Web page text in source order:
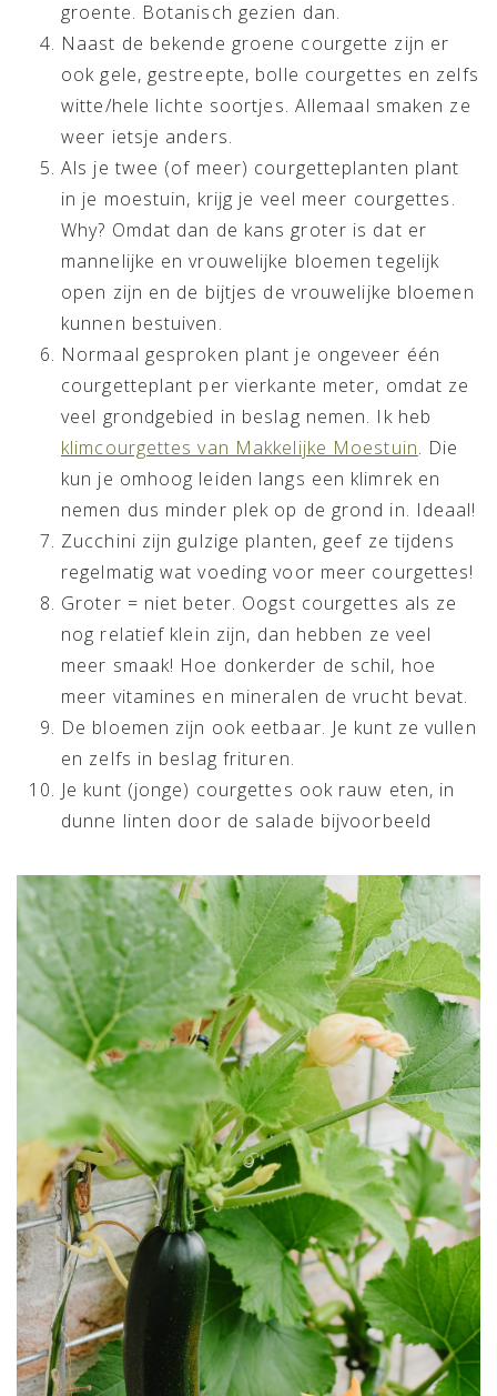
groente. Botanisch gezien dan.
Naast de bekende groene courgette zijn er
ook gele, gestreepte, bolle courgettes en zelfs
witte/hele lichte soortjes. Allemaal smaken ze
weer ietsje anders.
Als je twee (of meer) courgetteplanten plant
in je moestuin, krijg je veel meer courgettes.
Why? Omdat dan de kans groter is dat er
mannelijke en vrouwelijke bloemen tegelijk
open zijn en de bijtjes de vrouwelijke bloemen
kunnen bestuiven.
Normaal gesproken plant je ongeveer één
courgetteplant per vierkante meter, omdat ze
veel grondgebied in beslag nemen. Ik heb
klimcourgettes van Makkelijke Moestuin. Die
kun je omhoog leiden langs een klimrek en
nemen dus minder plek op de grond in. Ideaal!
Zucchini zijn gulzige planten, geef ze tijdens
regelmatig wat voeding voor meer courgettes!
Groter = niet beter. Oogst courgettes als ze
nog relatief klein zijn, dan hebben ze veel
meer smaak! Hoe donkerder de schil, hoe
meer vitamines en mineralen de vrucht bevat.
De bloemen zijn ook eetbaar. Je kunt ze vullen
en zelfs in beslag frituren.
Je kunt (jonge) courgettes ook rauw eten, in
dunne linten door de salade bijvoorbeeld